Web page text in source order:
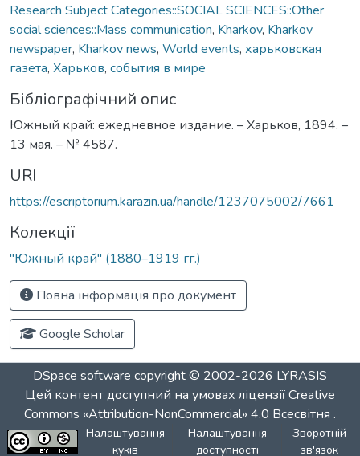
Research Subject Categories::SOCIAL SCIENCES::Other
social sciences::Mass communication, Kharkov, Kharkov
newspaper, Kharkov news, World events, харьковская
газета, Харьков, события в мире
Бібліографічний опис
Южный край: ежедневное издание. – Харьков, 1894. –
13 мая. – № 4587.
URI
https://escriptorium.karazin.ua/handle/1237075002/7661
Колекції
"Южный край" (1880–1919 гг.)
Повна інформація про документ
Google Scholar
DSpace software copyright © 2002-2026 LYRASIS
Цей контент доступний на умовах ліцензіїCreative
Commons «Attribution-NonCommercial» 4.0 Всесвітня .
Налаштування
куків
Налаштування
доступності
Зворотній
зв'язок